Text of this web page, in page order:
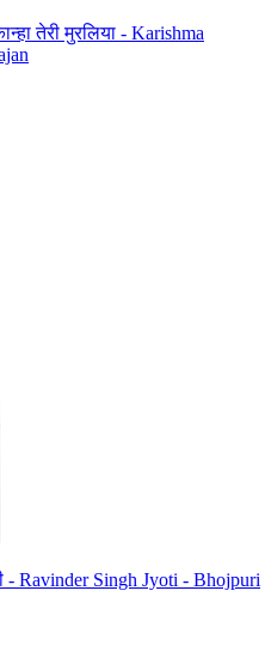
तेरी मुरलिया - Karishma
- Ravinder Singh Jyoti - Bhojpuri